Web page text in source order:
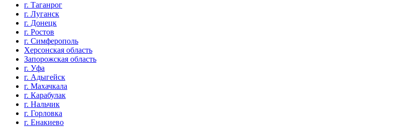
г. Таганрог
г. Луганск
г. Донецк
г. Ростов
г. Симферополь
Херсонская область
Запорожская область
г. Уфа
г. Адыгейск
г. Махачкала
г. Карабулак
г. Нальчик
г. Горловка
г. Енакиево